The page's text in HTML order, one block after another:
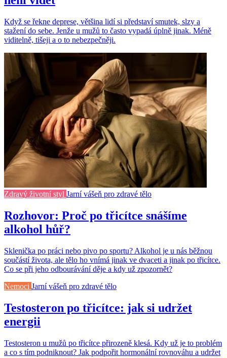
Když se řekne deprese, většina lidí si představí smutek, slzy a
stažení do sebe. Jenže u mužů to často vypadá úplně jinak. Méně
viditelně, tišeji a o to nebezpečněji.
Zdravý životní styl Jarní vášeň pro zdravé tělo
Rozhovor: Proč po třicítce snášíme
alkohol hůř?
Sklenička po práci nebo pivo po sportu? Alkohol je u nás běžnou
součástí života, ale tělo ho vnímá jinak ve dvaceti a jinak po třicítce.
Co se při jeho odbourávání děje a kdy už zpozornět?
Nemoci Jarní vášeň pro zdravé tělo
Testosteron po třicítce: jak si udržet
energii
Testosteron u mužů po třicítce přirozeně klesá. Kdy už je to problém
a co s tím podniknout? Jak podpořit hormonální rovnováhu a udržet